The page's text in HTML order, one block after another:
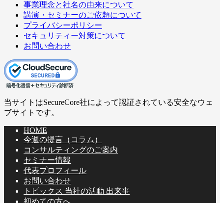
事業理念と社名の由来について
講演・セミナーのご依頼について
プライバシーポリシー
セキュリティー対策について
お問い合わせ
当サイトはSecureCore社によって認証されている安全なウェ
ブサイトです。
HOME
今週の提言（コラム）
コンサルティングのご案内
セミナー情報
代表プロフィール
お問い合わせ
トピックス 当社の活動 出来事